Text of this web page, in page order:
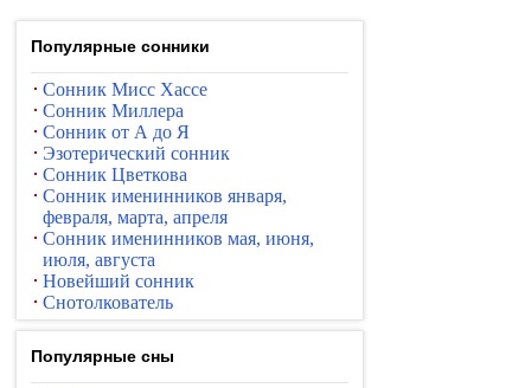
Популярные сонники
Сонник Мисс Хассе
Сонник Миллера
Сонник от А до Я
Эзотерический сонник
Сонник Цветкова
Сонник именинников января,
февраля, марта, апреля
Сонник именинников мая, июня,
июля, августа
Новейший сонник
Снотолкователь
Популярные сны